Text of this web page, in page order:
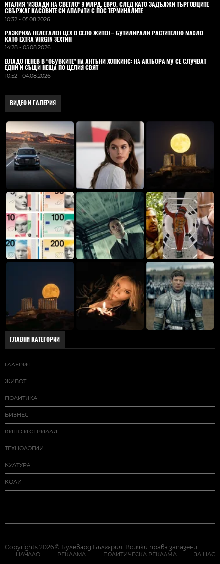
ИТАЛИЯ "ИЗВАДИ НА СВЕТЛО" 9 МЛРД. ЕВРО, СЛЕД КАТО ЗАДЪЛЖИ ТЪРГОВЦИТЕ
СВЪРЖАТ КАСОВИТЕ СИ АПАРАТИ С ПОС ТЕРМИНАЛИТЕ
10:32 - 05.08.2026
РАЗКРИХА НЕЛЕГАЛЕН ЦЕХ В СЕЛО ЖИТЕН – БУТИЛИРАЛИ РАСТИТЕЛНО МАСЛО
КАТО EXTRA VIRGIN ЗЕХТИН
14:28 - 05.08.2026
ВЛАДO ПЕНЕВ В "ОБУВКИТЕ" НА АНТЪНИ ХОПКИНС: НА АКТЬОРА МУ СЕ СЛУЧВАТ
ЕДНИ И СЪЩИ НЕЩА ПО ЦЕЛИЯ СВЯТ
10:52 - 04.08.2026
ВИДЕО И ГАЛЕРИЯ
ГЛАВНИ КАТЕГОРИИ
ГАЛЕРИЯ
ЖИВОТ
ПОЛИТИКА
БИЗНЕС
КИНО И СЕРИАЛИ
ТЕХНОЛОГИИ
КУЛТУРА
КОЛИ
Copyrights 2026 © Булевард България. Всички права запазени.
НАЧАЛО РЕКЛАМА ПОЛИТИЧЕСКА РЕКЛАМА ЗА НАС